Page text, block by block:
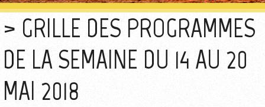
GRILLE DES PROGRAMMES
DE LA SEMAINE DU 14 AU 20
MAI 2018